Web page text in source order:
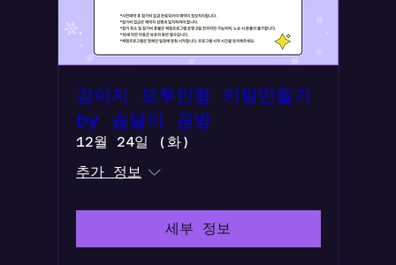
강아지 모루인형 키링만들기
by 솜달이 공방
12월 24일 (화)
추가 정보
세부 정보